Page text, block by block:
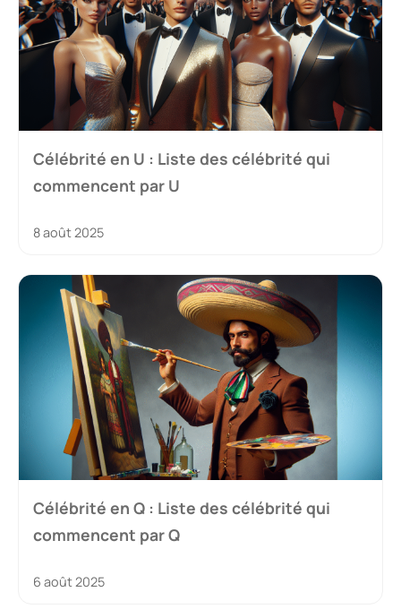
Célébrité en U : Liste des célébrité qui
commencent par U
8 août 2025
Célébrité en Q : Liste des célébrité qui
commencent par Q
6 août 2025